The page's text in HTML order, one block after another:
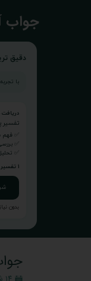
​جواب
دقیق
با تجربه تفسیر بیش از ۲۰۰
دریافت
تفسیر
✅
✅
✅
۱ تفسیر رایگان • سپس ۳۰ تومان
بدون